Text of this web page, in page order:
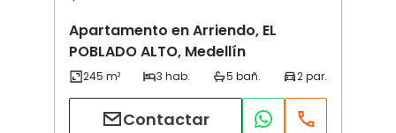
Apartamento en Arriendo, EL
POBLADO ALTO, Medellín
Contactar